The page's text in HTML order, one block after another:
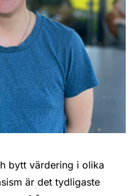
bytt värdering i olika
är det tydligaste